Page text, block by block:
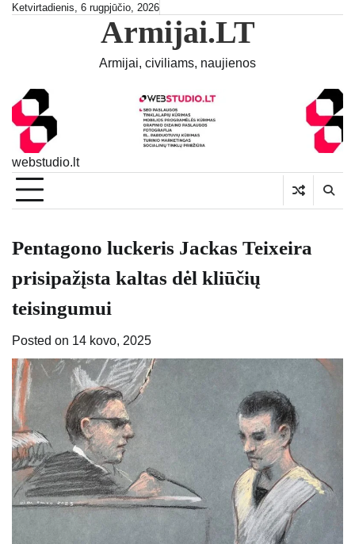
SkipKetvirtadienis, 6 rugpjūčio, 2026
Armijai.LT
Armijai, civiliams, naujienos
webstudio.lt
Pentagono luckeris Jackas Teixeira
prisipažįsta kaltas dėl kliūčių
teisingumui
Posted on 14 kovo, 2025